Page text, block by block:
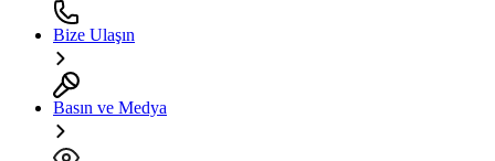
Bize Ulaşın
Basın ve Medya